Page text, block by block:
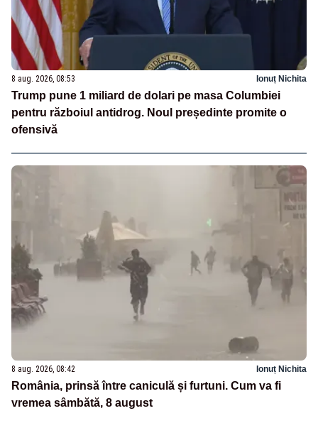
8 aug. 2026, 08:53 Ionuț Nichita
Trump pune 1 miliard de dolari pe masa Columbiei
pentru războiul antidrog. Noul președinte promite o
ofensivă
8 aug. 2026, 08:42 Ionuț Nichita
România, prinsă între caniculă și furtuni. Cum va fi
vremea sâmbătă, 8 august